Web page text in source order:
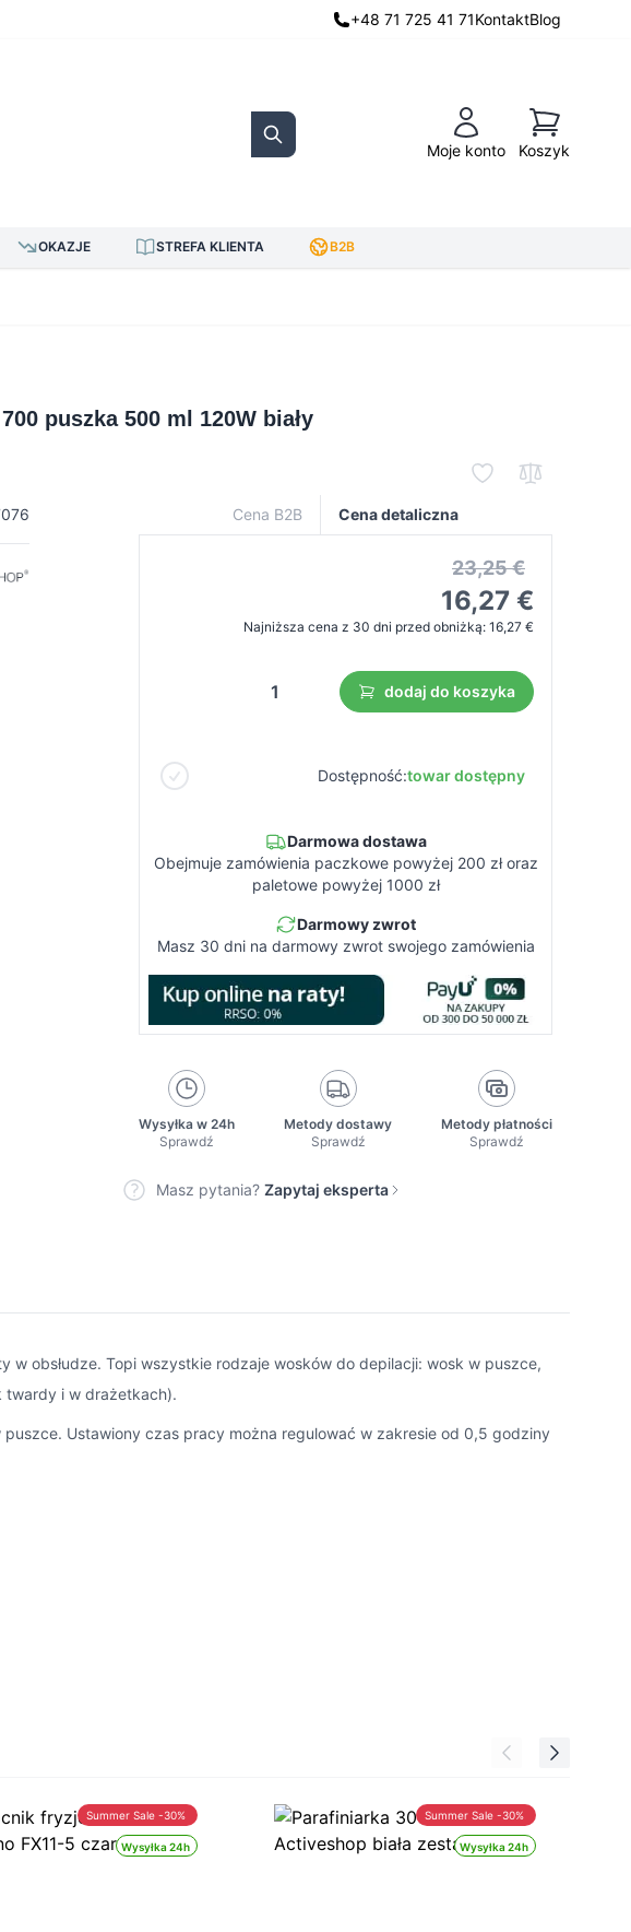
+48 71 725 41 71KontaktBlog
Search Moje konto
Koszyk
Koszyk
OKAZJE STREFA KLIENTA B2B
puszka 500 ml 120W biały
Cena B2B Cena detaliczna
23,25 €
16,27 €
Najniższa cena z 30 dni przed obniżką: 16,27 €
dodaj do koszyka
Dostępność:towar dostępny
Darmowa dostawa
Obejmuje zamówienia paczkowe powyżej 200 zł oraz
paletowe powyżej 1000 zł
Darmowy zwrot
Masz 30 dni na darmowy zwrot swojego zamówienia
Wysyłka w 24h
Sprawdź
Metody dostawy
Sprawdź
Metody płatności
Sprawdź
Masz pytania? Zapytaj eksperta
obsłudze. Topi wszystkie rodzaje wosków do depilacji: wosk w puszce,
twardy i w drażetkach).
Ustawiony czas pracy można regulować w zakresie od 0,5 godziny
Wysyłka 24h
Summer Sale -30%
Wysyłka 24h
Summer Sale -30%